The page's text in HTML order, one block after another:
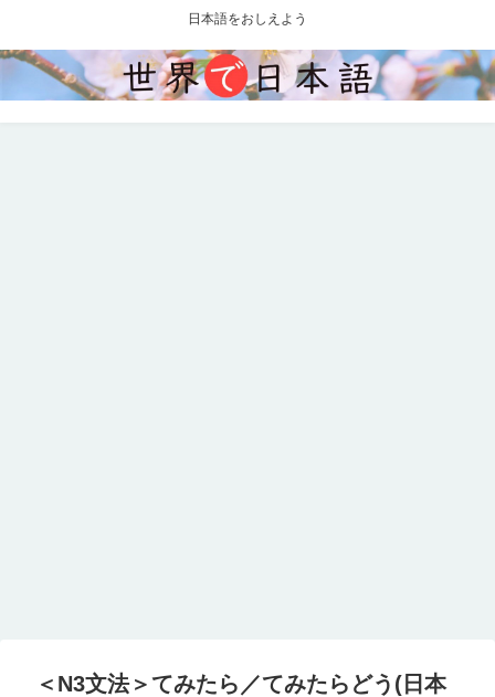
日本語をおしえよう
＜N3文法＞てみたら／てみたらどう(日本